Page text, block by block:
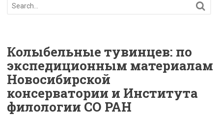
Колыбельные тувинцев: по
экспедиционным материалам
Новосибирской
консерватории и Института
филологии СО РАН